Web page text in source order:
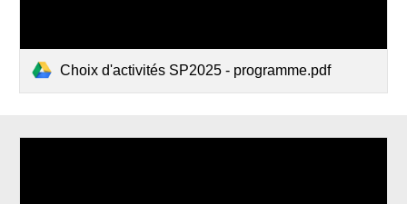
Choix d'activités SP2025 - programme.pdf